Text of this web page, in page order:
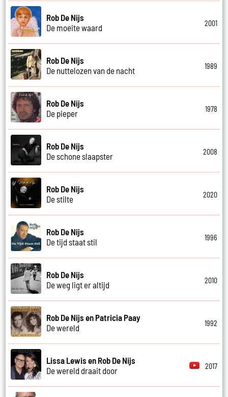
Rob De Nijs
De moeite waard
2001
Rob De Nijs
De nuttelozen van de nacht
1989
Rob De Nijs
De pieper
1978
Rob De Nijs
De schone slaapster
2008
Rob De Nijs
De stilte
2020
Rob De Nijs
De tijd staat stil
1996
Rob De Nijs
De weg ligt er altijd
2010
Rob De Nijs en Patricia Paay
De wereld
1992
Lissa Lewis en Rob De Nijs
De wereld draait door
2017